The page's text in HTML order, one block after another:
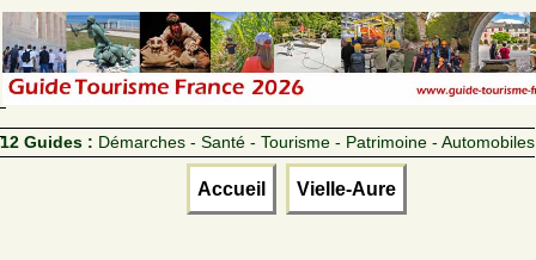
12 Guides : Démarches - Santé - Tourisme - Patrimoine - Automobiles
Accueil Vielle-Aure